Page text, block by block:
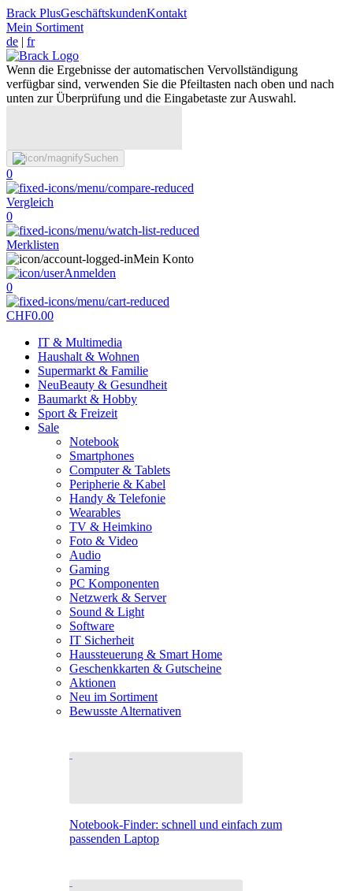
Brack PlusGeschäftskundenKontakt
Mein Sortiment
de | fr
Wenn die Ergebnisse der automatischen Vervollständigung
verfügbar sind, verwenden Sie die Pfeiltasten nach oben und nach
unten zur Überprüfung und die Eingabetaste zur Auswahl.
Suchen
0
Vergleich
0
Merklisten
Mein Konto
Anmelden
0
CHF0.00
IT & Multimedia
Haushalt & Wohnen
Supermarkt & Familie
NeuBeauty & Gesundheit
Baumarkt & Hobby
Sport & Freizeit
Sale
Notebook
Smartphones
Computer & Tablets
Peripherie & Kabel
Handy & Telefonie
Wearables
TV & Heimkino
Foto & Video
Audio
Gaming
PC Komponenten
Netzwerk & Server
Sound & Light
Software
IT Sicherheit
Haussteuerung & Smart Home
Geschenkkarten & Gutscheine
Aktionen
Neu im Sortiment
Bewusste Alternativen
Notebook-Finder: schnell und einfach zum
passenden Laptop